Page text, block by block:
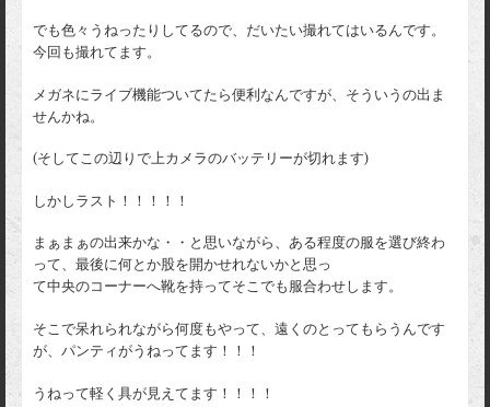
でも色々うねったりしてるので、だいたい撮れてはいるんです。
今回も撮れてます。
メガネにライブ機能ついてたら便利なんですが、そういうの出ま
せんかね。
(そしてこの辺りで上カメラのバッテリーが切れます)
しかしラスト！！！！！
まぁまぁの出来かな・・と思いながら、ある程度の服を選び終わ
って、最後に何とか股を開かせれないかと思っ
て中央のコーナーへ靴を持ってそこでも服合わせします。
そこで呆れられながら何度もやって、遠くのとってもらうんです
が、パンティがうねってます！！！
うねって軽く具が見えてます！！！！